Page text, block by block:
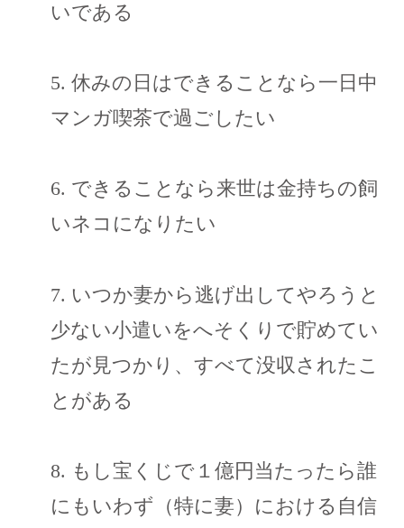
いである
5. 休みの日はできることなら一日中
マンガ喫茶で過ごしたい
6. できることなら来世は金持ちの飼
いネコになりたい
7. いつか妻から逃げ出してやろうと
少ない小遣いをへそくりで貯めてい
たが見つかり、すべて没収されたこ
とがある
8. もし宝くじで１億円当たったら誰
にもいわず（特に妻）における自信